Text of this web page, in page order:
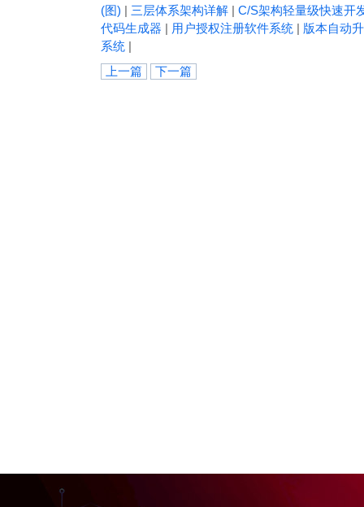
(图) | 三层体系架构详解 | C/S架构轻量级快速开
代码生成器 | 用户授权注册软件系统 | 版本自动
系统 |
上一篇
下一篇